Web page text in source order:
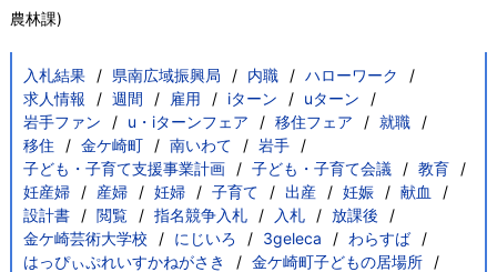
農林課)
入札結果 県南広域振興局 内職
ハローワーク
求人情報
週間 雇用 iターン
uターン
岩手ファン
u・iターンフェア 移住フェア
就職
移住
金ケ崎町 南いわて
岩手
子ども・子育て支援事業計画
子ども・子育て会議
教育
妊産婦
産婦 妊婦 子育て 出産 妊娠
献血
設計書
閲覧 指名競争入札 入札
放課後
金ケ崎芸術大学校
にじいろ 3geleca
わらすば
はっぴぃぷれいすかねがさき
金ケ崎町子どもの居場所